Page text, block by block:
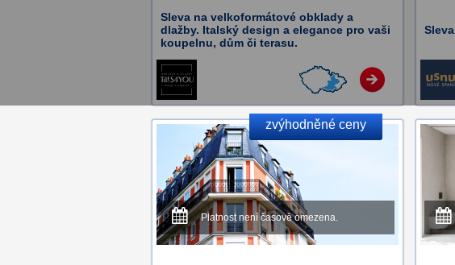
Sleva na velkoformátové obklady a
dlažby. Italský design a elegance pro vaši
koupelnu, dům či terasu.
zvýhodněné ceny
Platnost není časově omezena.